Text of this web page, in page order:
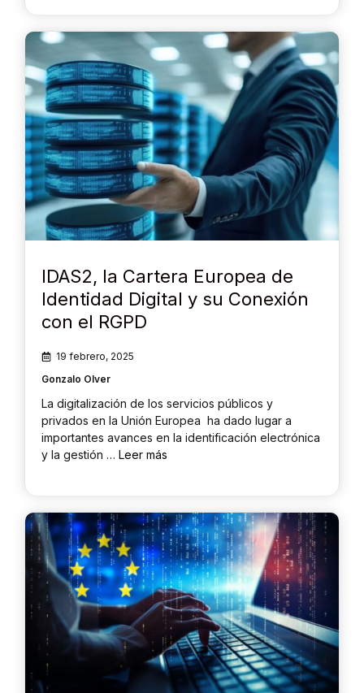
IDAS2, la Cartera Europea de
Identidad Digital y su Conexión
con el RGPD
19 febrero, 2025
Gonzalo Olver
La digitalización de los servicios públicos y
privados en la Unión Europea ha dado lugar a
importantes avances en la identificación electrónica
y la gestión … Leer más